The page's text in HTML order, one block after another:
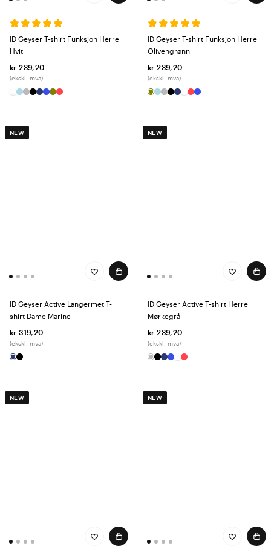
ID Geyser T-shirt Funksjon Herre
Hvit
kr 239,20
(ekskl. mva)
ID Geyser T-shirt Funksjon Herre
Olivengrønn
kr 239,20
(ekskl. mva)
NEW
ID Geyser Active Langermet T-
shirt Dame Marine
kr 319,20
(ekskl. mva)
NEW
ID Geyser Active T-shirt Herre
Mørkegrå
kr 239,20
(ekskl. mva)
NEW NEW